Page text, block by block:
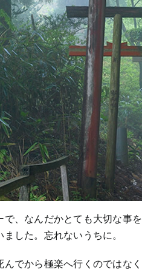
で、なんだかとても大切な事
した。忘れないうちに。
んでから極楽へ行くのではな